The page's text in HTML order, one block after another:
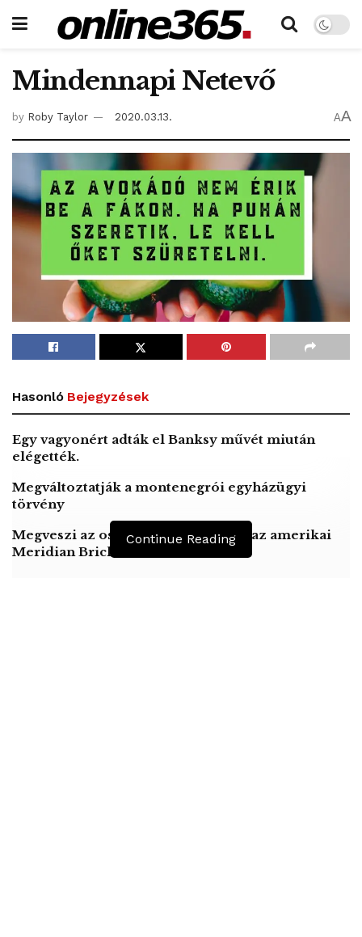
Mindennapi Netevő
by Roby Taylor 2020.03.13. AA
Hasonló Bejegyzések
Egy vagyonért adták el Banksy művét miután
elégették.
Megváltoztatják a montenegrói egyházügyi
törvény
Megveszi az osztrák Wienerberger az amerikai
Meridian Bricket
Continue Reading